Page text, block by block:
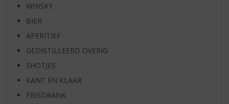
WHISKY
BIER
APERITIEF
GEDISTILLEERD OVERIG
SHOTJES
KANT EN KLAAR
FRISDRANK